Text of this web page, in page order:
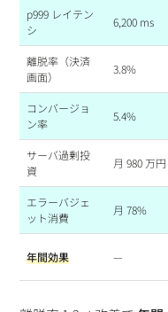
p999 レイテン
シ
6,200 ms
離脱率（決済
画面）
3.8%
コンバージョ
ン率
5.4%
サーバ過剰投
資
月 980 万円
エラーバジェ
ット消費
月 78%
年間効果 —